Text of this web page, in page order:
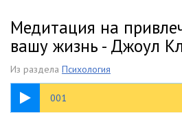
Медитация на
вашу жизнь - Джоул
Из раздела Психология
001
08:41